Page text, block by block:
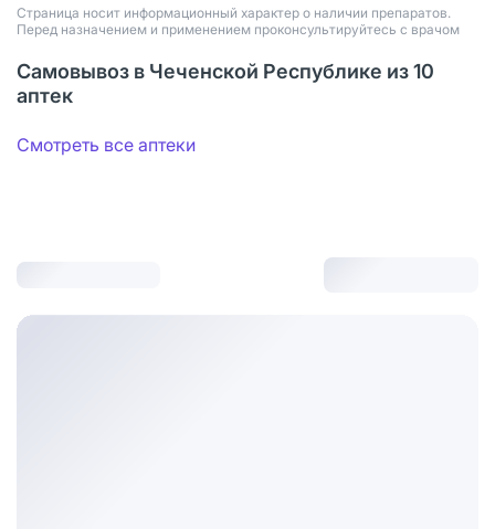
Страница носит информационный характер о наличии препаратов.
Перед назначением и применением проконсультируйтесь с врачом
Самовывоз в Чеченской Республике из 10
аптек
Смотреть все аптеки